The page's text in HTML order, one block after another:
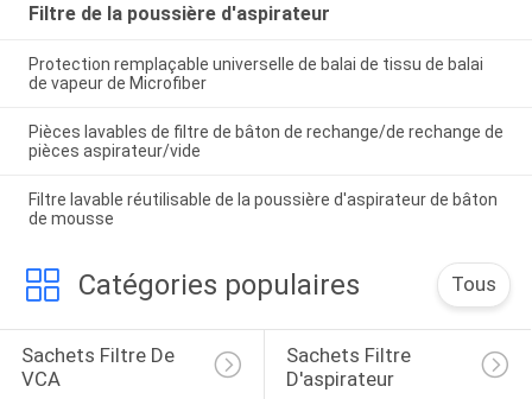
Filtre de la poussière d'aspirateur
Protection remplaçable universelle de balai de tissu de balai
de vapeur de Microfiber
Pièces lavables de filtre de bâton de rechange/de rechange de
pièces aspirateur/vide
Filtre lavable réutilisable de la poussière d'aspirateur de bâton
de mousse
Catégories populaires Tous
Sachets Filtre De
VCA
Sachets Filtre
D'aspirateur